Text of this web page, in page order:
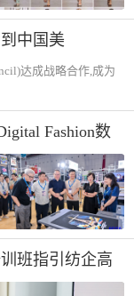
中国美
达成战略合作,成为
东服饰再次登陆国际时
Fashion数
班指引纺企高